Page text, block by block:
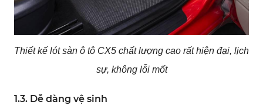
Thiết kế lót sàn ô tô CX5 chất lượng cao rất hiện đại, lịch
sự, không lỗi mốt
1.3. Dễ dàng vệ sinh